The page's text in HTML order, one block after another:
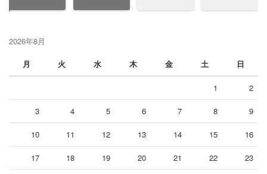
2026年8月
月
火 水 木 金 土 日
1 2
3 4 5 6 7 8 9
10 11 12 13 14 15 16
17 18 19 20 21 22 23